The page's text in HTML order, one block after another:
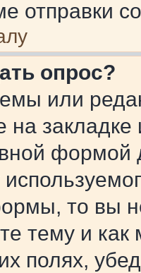
отправки
опрос?
или
на
формой
то вы
тему и
полях,